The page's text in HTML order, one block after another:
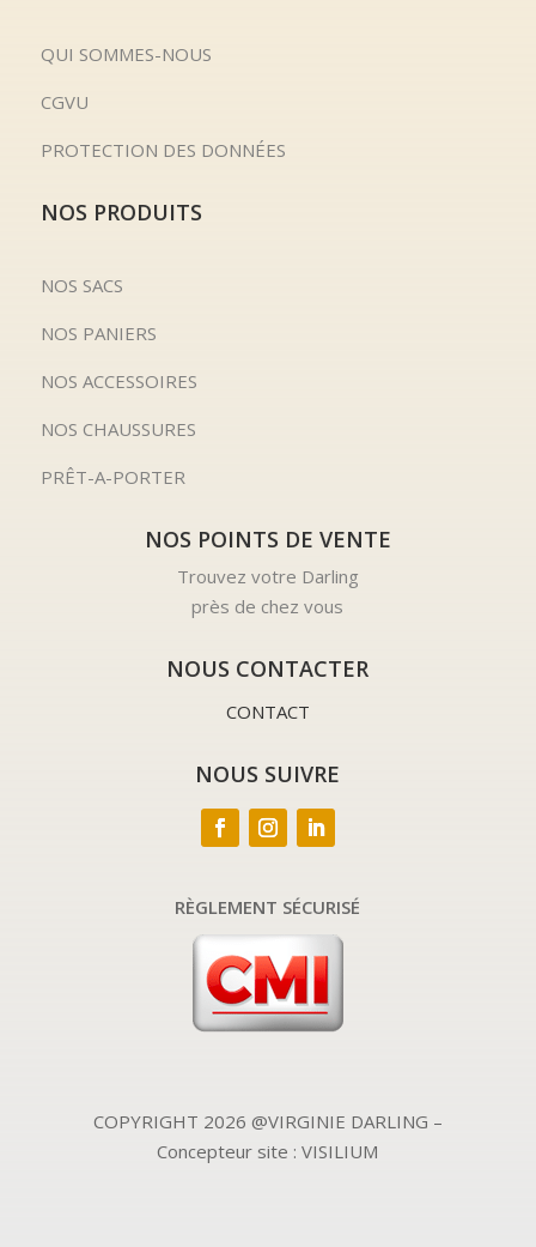
QUI SOMMES-NOUS
CGVU
PROTECTION DES DONNÉES
NOS PRODUITS
NOS SACS
NOS PANIERS
NOS ACCESSOIRES
NOS CHAUSSURES
PRÊT-A-PORTER
NOS POINTS DE VENTE
Trouvez votre Darling
près de chez vous
NOUS CONTACTER
CONTACT
NOUS SUIVRE
RÈGLEMENT SÉCURISÉ
COPYRIGHT 2026 @VIRGINIE DARLING –
Concepteur site : VISILIUM